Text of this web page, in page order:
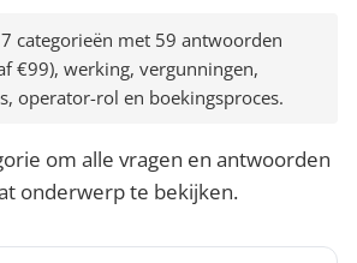
7 categorieën met 59 antwoorden
€99), werking, vergunningen,
operator-rol en boekingsproces.
om alle vragen en antwoorden
onderwerp te bekijken.